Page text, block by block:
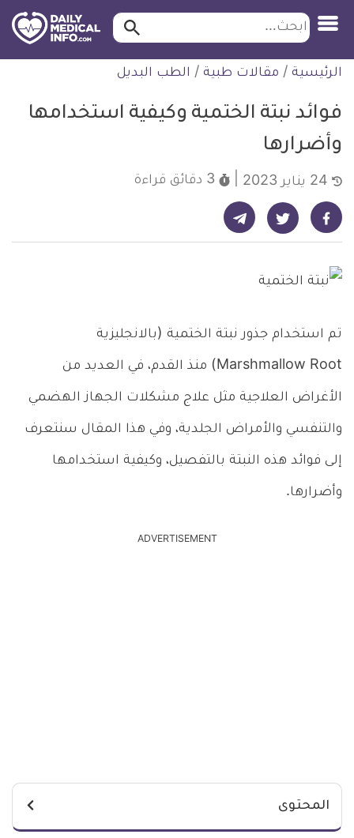
التخطي
للمحتوى
ابحث ابحث…
الرئيسية / مقالات طبية / الطب البديل
فوائد نبتة الختمية وكيفية استخدامها
وأضرارها
3 دقائق قراءة
شارك على فيسبوك - ديلي ميديكال انفو شارك على تويتر - ديلي ميديكال انفو شارك على تيليجرام - ديلي ميديكال انفو
تم استخدام جذور نبتة الختمية (بالانجليزية
Marshmallow Root) منذ القدم، في العديد من
الأغراض العلاجية مثل علاج مشكلات الجهاز الهضمي
والتنفسي والأمراض الجلدية، وفي هذا المقال سنتعرف
إلى فوائد هذه النبتة بالتفصيل، وكيفية استخدامها
وأضرارها.
ADVERTISEMENT
المحتوى